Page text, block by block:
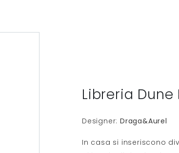
Libreria Dune
Designer: Draga&Aurel
In casa si inseriscono